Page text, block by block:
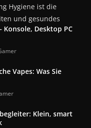
Hygiene ist die
und gesundes
Konsole, Desktop PC
Vapes: Was Sie
Klein, smart